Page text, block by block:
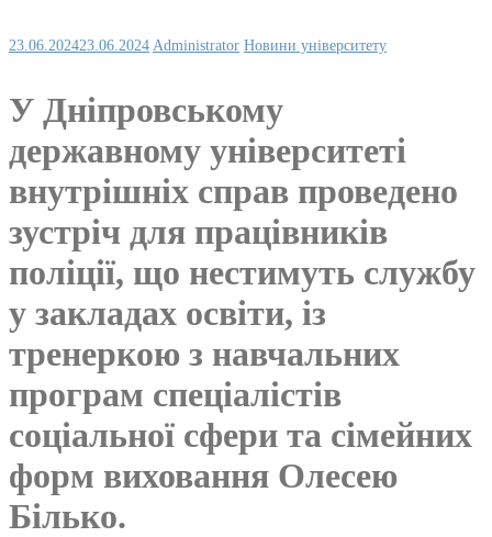
23.06.202423.06.2024 Administrator Новини університету
У Дніпровському
державному університеті
внутрішніх справ проведено
зустріч для працівників
поліції, що нестимуть службу
у закладах освіти, із
тренеркою з навчальних
програм спеціалістів
соціальної сфери та сімейних
форм виховання Олесею
Білько.